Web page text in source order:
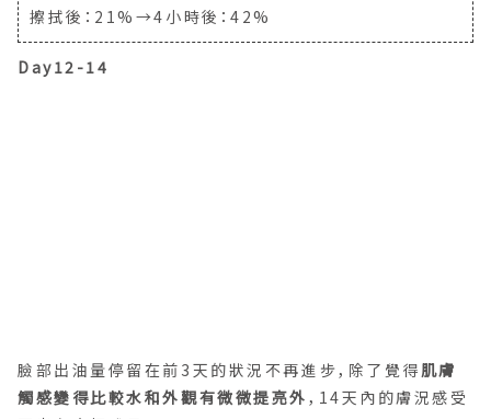
Day12-14
【肌膚水分值變化】
擦拭前：39％→擦拭後：48%→4小時後：42%